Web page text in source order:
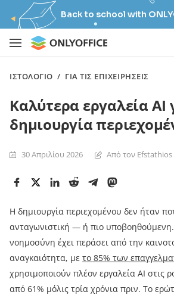
Back to school with
ΙΣΤΟΛΌΓΙΟ / ΓΙΑ ΤΙΣ ΕΠΙΧΕΙΡΉΣΕΙΣ
Καλύτερα εργαλεία AI
δημιουργία
30 Απριλίου 2026 Από τον
Η δημιουργία περιεχομένου δεν ήταν
ανταγωνιστική — ή πιο
νοημοσύνη έχει περάσει από την
αναγκαιότητα, με το 85% των
χρησιμοποιούν πλέον εργαλεία AI στις
από 61% μόλις τρία χρόνια πριν. Το